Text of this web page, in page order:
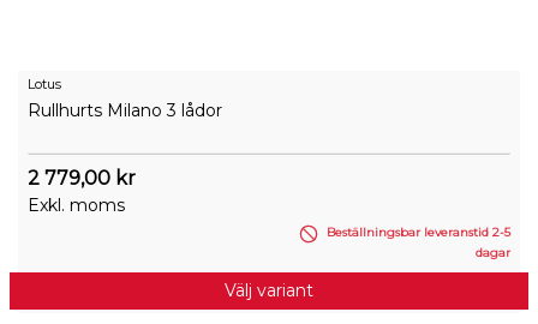
Lotus
Rullhurts Milano 3 lådor
2 779,00 kr
Exkl. moms
Beställningsbar leveranstid 2-5
dagar
Välj variant